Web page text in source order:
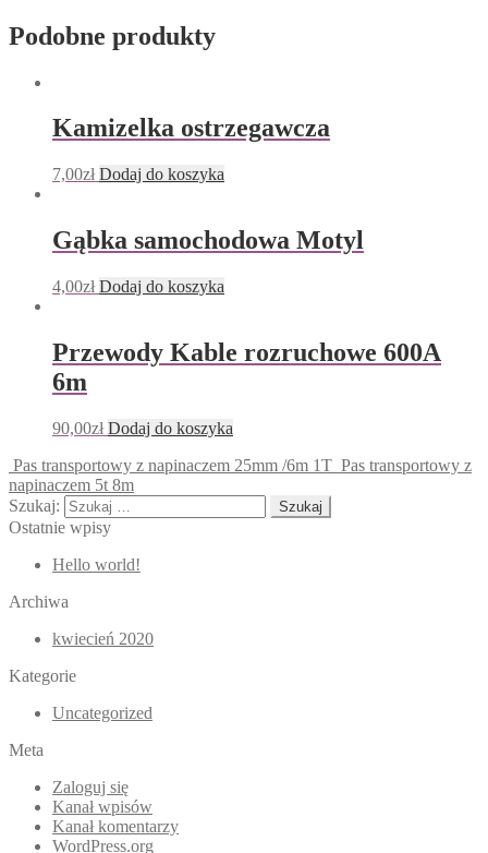
Podobne produkty
Kamizelka ostrzegawcza
7,00zł Dodaj do koszyka
Gąbka samochodowa Motyl
4,00zł Dodaj do koszyka
Przewody Kable rozruchowe 600A
6m
90,00zł Dodaj do koszyka
Pas transportowy z napinaczem 25mm /6m 1T Pas transportowy z
napinaczem 5t 8m
Szukaj:
Ostatnie wpisy
Hello world!
Archiwa
kwiecień 2020
Kategorie
Uncategorized
Meta
Zaloguj się
Kanał wpisów
Kanał komentarzy
WordPress.org